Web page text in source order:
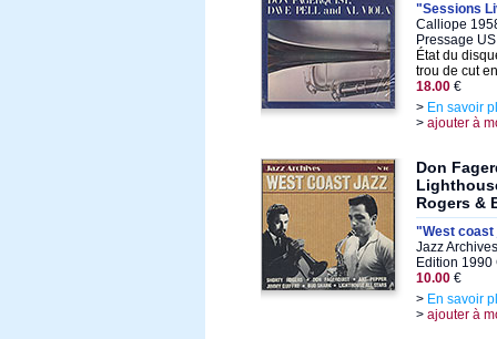
"Sessions
Calliope
Pressage
État du
trou de cut
18.00 €
> En savoir
> ajouter à
Don
Rogers &
"West coast
Jazz
Edition 1990
10.00 €
> En savoir
> ajouter à